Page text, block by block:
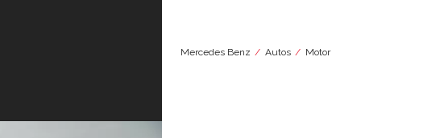
Mercedes Benz Autos Motor